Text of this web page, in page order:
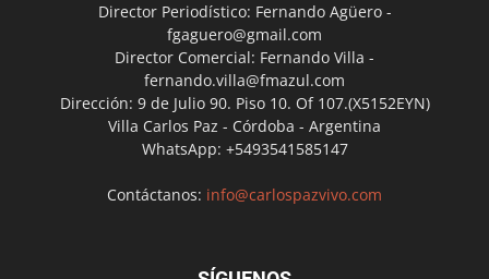
Director Periodístico: Fernando Agüero -
fgaguero@gmail.com
Director Comercial: Fernando Villa -
fernando.villa@fmazul.com
Dirección: 9 de Julio 90. Piso 10. Of 107.(X5152EYN)
Villa Carlos Paz - Córdoba - Argentina
WhatsApp: +5493541585147
Contáctanos: info@carlospazvivo.com